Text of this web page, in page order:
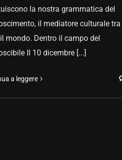
la nostra grammatica del
il mediatore culturale tra
mondo. Dentro il campo del
Il 10 dicembre [...]
a leggere